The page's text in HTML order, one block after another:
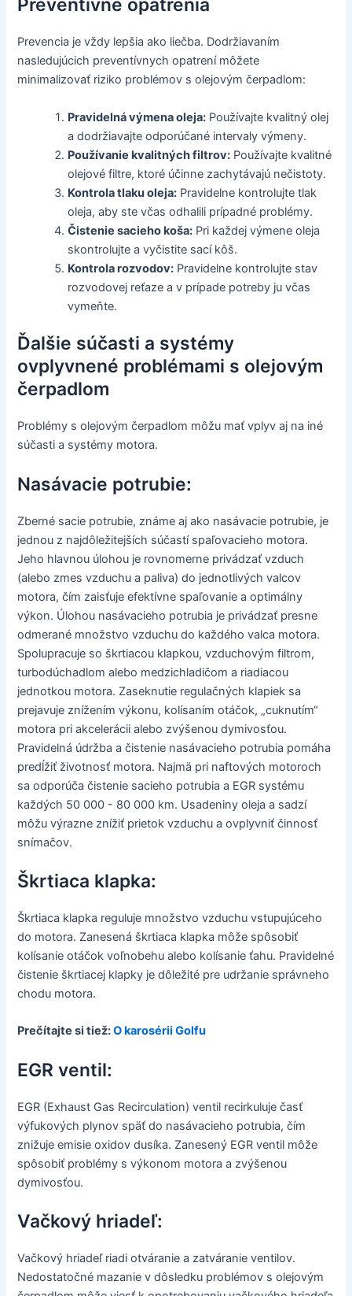
Preventívne opatrenia
Prevencia je vždy lepšia ako liečba. Dodržiavaním
nasledujúcich preventívnych opatrení môžete
minimalizovať riziko problémov s olejovým čerpadlom:
Pravidelná výmena oleja: Používajte kvalitný olej
a dodržiavajte odporúčané intervaly výmeny.
Používanie kvalitných filtrov: Používajte kvalitné
olejové filtre, ktoré účinne zachytávajú nečistoty.
Kontrola tlaku oleja: Pravidelne kontrolujte tlak
oleja, aby ste včas odhalili prípadné problémy.
Čistenie sacieho koša: Pri každej výmene oleja
skontrolujte a vyčistite sací kôš.
Kontrola rozvodov: Pravidelne kontrolujte stav
rozvodovej reťaze a v prípade potreby ju včas
vymeňte.
Ďalšie súčasti a systémy
ovplyvnené problémami s olejovým
čerpadlom
Problémy s olejovým čerpadlom môžu mať vplyv aj na iné
súčasti a systémy motora.
Nasávacie potrubie:
Zberné sacie potrubie, známe aj ako nasávacie potrubie, je
jednou z najdôležitejších súčastí spaľovacieho motora.
Jeho hlavnou úlohou je rovnomerne privádzať vzduch
(alebo zmes vzduchu a paliva) do jednotlivých valcov
motora, čím zaisťuje efektívne spaľovanie a optimálny
výkon. Úlohou nasávacieho potrubia je privádzať presne
odmerané množstvo vzduchu do každého valca motora.
Spolupracuje so škrtiacou klapkou, vzduchovým filtrom,
turbodúchadlom alebo medzichladičom a riadiacou
jednotkou motora. Zaseknutie regulačných klapiek sa
prejavuje znížením výkonu, kolísaním otáčok, „cuknutím“
motora pri akcelerácii alebo zvýšenou dymivosťou.
Pravidelná údržba a čistenie nasávacieho potrubia pomáha
predĺžiť životnosť motora. Najmä pri naftových motoroch
sa odporúča čistenie sacieho potrubia a EGR systému
každých 50 000 - 80 000 km. Usadeniny oleja a sadzí
môžu výrazne znížiť prietok vzduchu a ovplyvniť činnosť
snímačov.
Škrtiaca klapka:
Škrtiaca klapka reguluje množstvo vzduchu vstupujúceho
do motora. Zanesená škrtiaca klapka môže spôsobiť
kolísanie otáčok voľnobehu alebo kolísanie ťahu. Pravidelné
čistenie škrtiacej klapky je dôležité pre udržanie správneho
chodu motora.
Prečítajte si tiež:O karosérii Golfu
EGR ventil:
EGR (Exhaust Gas Recirculation) ventil recirkuluje časť
výfukových plynov späť do nasávacieho potrubia, čím
znižuje emisie oxidov dusíka. Zanesený EGR ventil môže
spôsobiť problémy s výkonom motora a zvýšenou
dymivosťou.
Vačkový hriadeľ:
Vačkový hriadeľ riadi otváranie a zatváranie ventilov.
Nedostatočné mazanie v dôsledku problémov s olejovým